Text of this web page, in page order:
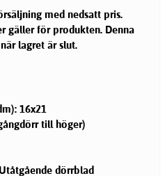
med nedsatt pris.
gäller för produkten. Denna
lagret är slut.
16x21
till höger)
dörrblad